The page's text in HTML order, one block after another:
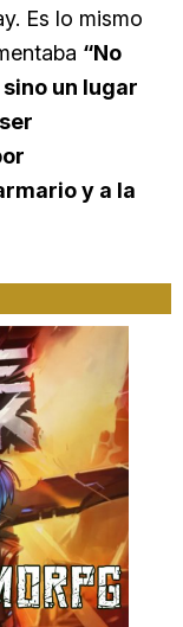
Es lo mismo
“No
un lugar
y a la